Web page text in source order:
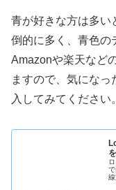
青が好きな方は多い
倒的に多く、青色の
Amazonや楽天など
ますので、気にな
入してみてください。